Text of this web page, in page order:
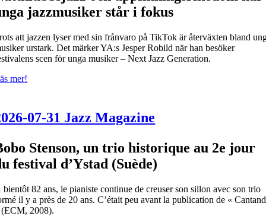
jazzmusiker står i fokus
att jazzen lyser med sin frånvaro på TikTok är återväxten bland
urstark. Det märker YA:s Jesper Robild när han besöker
scen för unga musiker – Next Jazz Generation.
mer!
07-31 Jazz Magazine
Stenson, un trio historique au 2e jour
festival d’Ystad (Suède)
bientôt 82 ans, le pianiste continue de creuser son sillon avec son trio
il y a près de 20 ans. C’était peu avant la publication de «
2008).